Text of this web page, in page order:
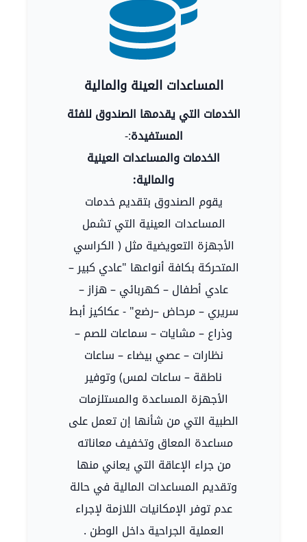
المساعدات العينة والمالية
الخدمات التي يقدمها الصندوق للفئة
المستفيدة:-
الخدمات والمساعدات العينية
والمالية:
يقوم الصندوق بتقديم خدمات
المساعدات العينية التي تشمل
الأجهزة التعويضية مثل ( الكراسي
المتحركة بكافة أنواعها "عادي كبير –
عادي أطفال – كهربائي – هزاز –
سريري – مرحاض –رضع" - عكاكيز أبط
وذراع – مشايات – سماعات للصم –
نظارات – عصي بيضاء – ساعات
ناطقة – ساعات لمس) وتوفير
الأجهزة المساعدة والمستلزمات
الطبية التي من شأنها إن تعمل على
مساعدة المعاق وتخفيف معاناته
من جراء الإعاقة التي يعاني منها
وتقديم المساعدات المالية في حالة
عدم توفر الإمكانيات اللازمة لإجراء
العملية الجراحية داخل الوطن .